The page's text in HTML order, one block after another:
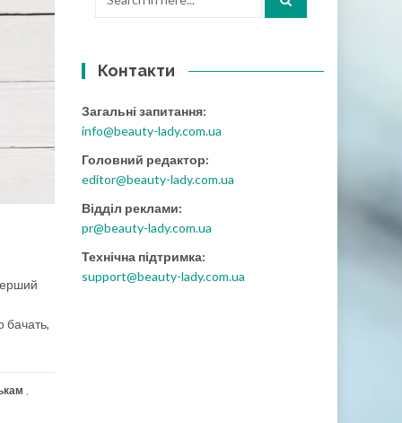
бачать,
,
Контакти
Загальні запитання:
info@beauty-lady.com.ua
Головний редактор:
editor@beauty-lady.com.ua
Відділ реклами:
pr@beauty-lady.com.ua
Технічна підтримка:
support@beauty-lady.com.ua